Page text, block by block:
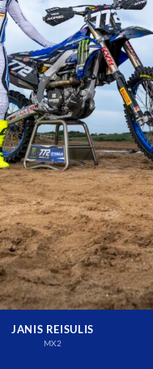
JANIS REISULIS
MX2